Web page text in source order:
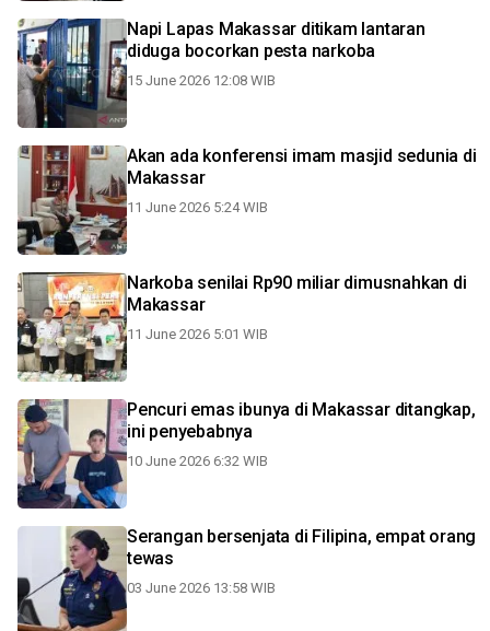
Napi Lapas Makassar ditikam lantaran
diduga bocorkan pesta narkoba
15 June 2026 12:08 WIB
Akan ada konferensi imam masjid sedunia di
Makassar
11 June 2026 5:24 WIB
Narkoba senilai Rp90 miliar dimusnahkan di
Makassar
11 June 2026 5:01 WIB
Pencuri emas ibunya di Makassar ditangkap,
ini penyebabnya
10 June 2026 6:32 WIB
Serangan bersenjata di Filipina, empat orang
tewas
03 June 2026 13:58 WIB